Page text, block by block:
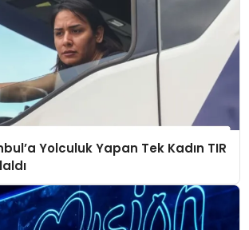
Yolculuk Yapan Tek Kadın TIR